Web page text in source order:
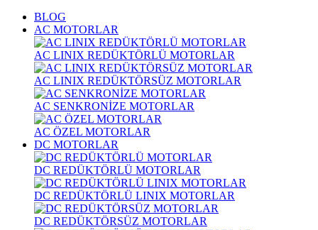
BLOG
AC MOTORLAR
AC LINIX REDÜKTÖRLÜ MOTORLAR
AC LINIX REDÜKTÖRSÜZ MOTORLAR
AC SENKRONİZE MOTORLAR
AC ÖZEL MOTORLAR
DC MOTORLAR
DC REDÜKTÖRLÜ MOTORLAR
DC REDÜKTÖRLÜ LINIX MOTORLAR
DC REDÜKTÖRSÜZ MOTORLAR